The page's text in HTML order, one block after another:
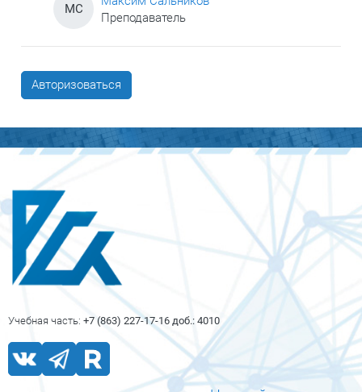
МС
Преподаватель
Авторизоваться
Учебная часть: +7 (863) 227-17-16 доб.: 4010